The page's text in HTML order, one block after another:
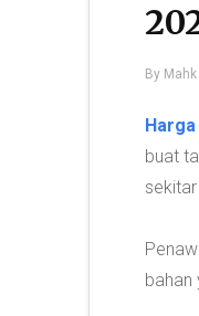
By
buat
bahan